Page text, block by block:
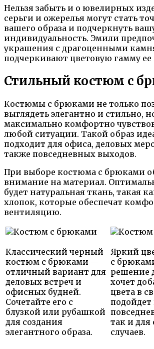
Нельзя забыть и о ювелирных
серьги и ожерелья могут стать
вашего образа и подчеркнуть
индивидуальность. Эмили
украшения с драгоценными
подчеркивают цветовую гамму ее
Стильный костюм с
Костюмы с брюками не только
выглядеть элегантно и стильно,
максимально комфортно
любой ситуации. Такой образ
подходит для офиса, деловых
также повседневных выходов.
При выборе костюма с брюками
внимание на материал.
будет натуральная ткань, такая
хлопок, которые обеспечат
вентиляцию.
Классический черный
костюм с брюками —
отличный вариант для
деловых встреч и
офисных будней.
Сочетайте его с
блузкой или рубашкой
для создания
элегантного образа.
Яркий
с
решение
хочет
цвета в
подойдет
так и для
случаев.